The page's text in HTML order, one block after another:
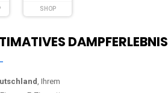
SHOP
DAMPFERLEBNIS
, Ihrem